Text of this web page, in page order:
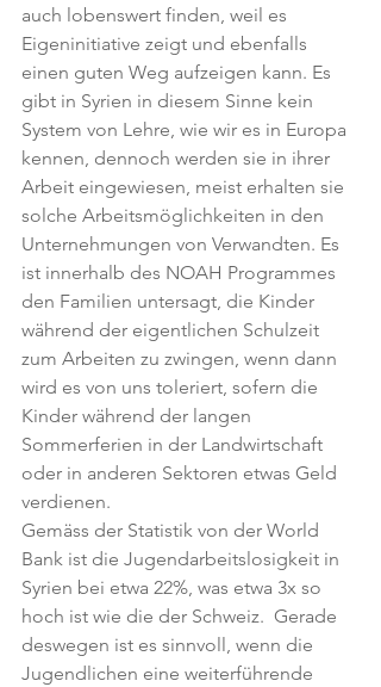
auch lobenswert finden, weil es
Eigeninitiative zeigt und ebenfalls
einen guten Weg aufzeigen kann. Es
gibt in Syrien in diesem Sinne kein
System von Lehre, wie wir es in Europa
kennen, dennoch werden sie in ihrer
Arbeit eingewiesen, meist erhalten sie
solche Arbeitsmöglichkeiten in den
Unternehmungen von Verwandten. Es
ist innerhalb des NOAH Programmes
den Familien untersagt, die Kinder
während der eigentlichen Schulzeit
zum Arbeiten zu zwingen, wenn dann
wird es von uns toleriert, sofern die
Kinder während der langen
Sommerferien in der Landwirtschaft
oder in anderen Sektoren etwas Geld
verdienen.
Gemäss der Statistik von der World
Bank ist die Jugendarbeitslosigkeit in
Syrien bei etwa 22%, was etwa 3x so
hoch ist wie die der Schweiz.  Gerade
deswegen ist es sinnvoll, wenn die
Jugendlichen eine weiterführende